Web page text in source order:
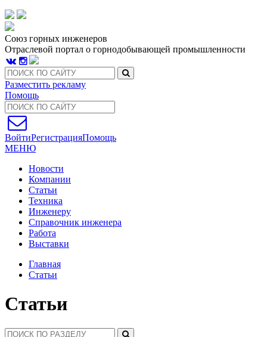
Союз горных инженеров
Отраслевой портал о горнодобывающей промышленности
Разместить рекламу
Помощь
ВойтиРегистрацияПомощь
МЕНЮ
Новости
Компании
Статьи
Техника
Инженеру
Справочник инженера
Работа
Выставки
Главная
Статьи
Статьи